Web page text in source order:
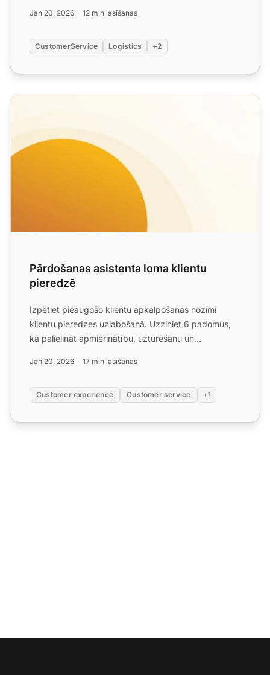
Jan 20, 2026 12 min lasīšanas
CustomerService Logistics +2
Pārdošanas asistenta loma klientu pieredzē
Pārdošanas asistenta loma klientu
pieredzē
Izpētiet pieaugošo klientu apkalpošanas nozīmi
klientu pieredzes uzlabošanā. Uzziniet 6 padomus,
kā palielināt apmierinātību, uzturēšanu un
Jan 20, 2026 17 min lasīšanas
Customer experience Customer service +1